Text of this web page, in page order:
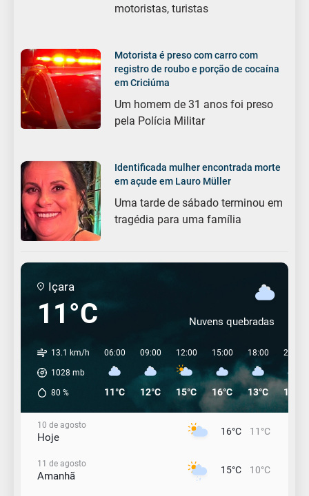
motoristas, turistas
Motorista é preso com carro com
registro de roubo e porção de cocaína
em Criciúma
Um homem de 31 anos foi preso
pela Polícia Militar
Identificada mulher encontrada morte
em açude em Lauro Müller
Uma tarde de sábado terminou em
tragédia para uma família
Içara
11°C Nuvens quebradas
13.1 km/h
1028 mb
80 %
06:00
11°C
09:00
12°C
12:00
15°C
15:00
16°C
18:00
13°C
21:00
12°C
10 de agosto
Hoje 16°C 11°C
11 de agosto
Amanhã 15°C 10°C